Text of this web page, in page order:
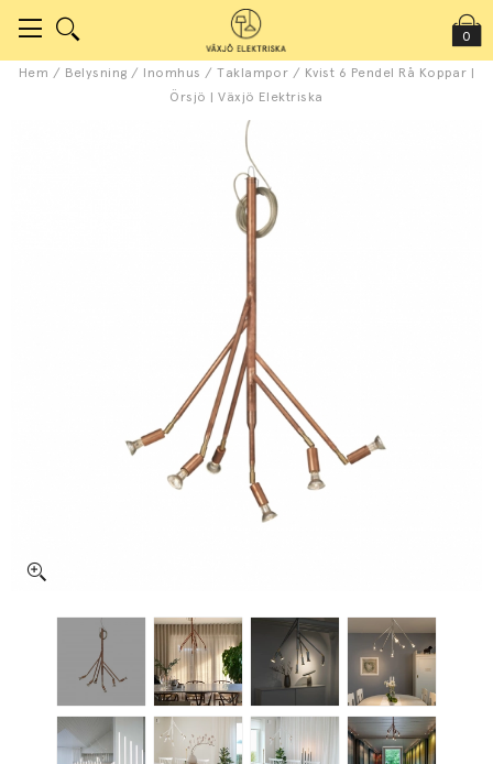
0
Hem / Belysning / Inomhus /Taklampor / Kvist 6 Pendel Rå Koppar |
Örsjö | Växjö Elektriska